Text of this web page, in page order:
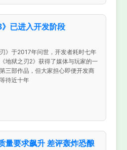
已进入开发阶段
》于2017年问世，开发者耗时七年
地狱之刃2》获得了媒体与玩家的一
三部作品，但大家担心即便开发商
待近十年
量要求飙升 差评轰炸恐酿